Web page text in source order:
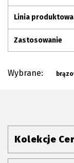
Linia produktowa
Zastosowanie
Wybrane:
Kolekcje